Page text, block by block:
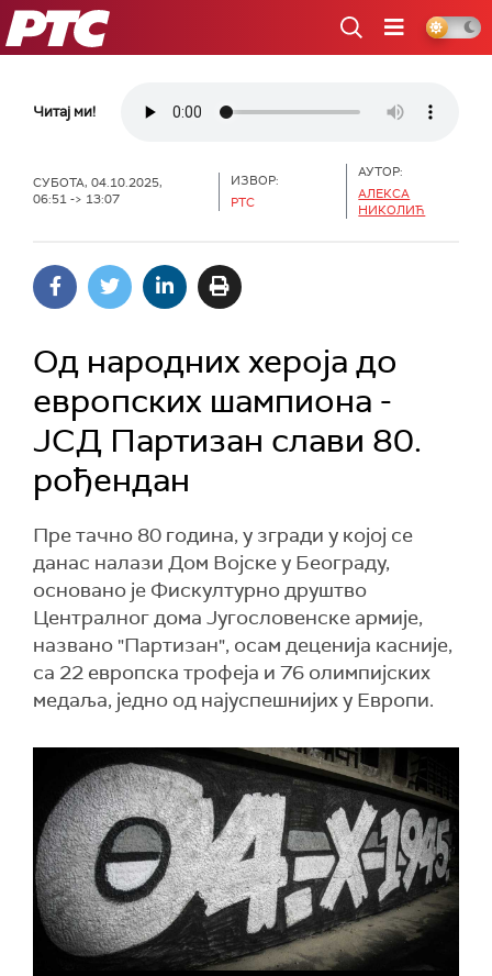
РТС
Читај ми!
СУБОТА, 04.10.2025,
06:51 -> 13:07
ИЗВОР:
РТС
АУТОР:
АЛЕКСА
НИКОЛИЋ
Од народних хероја до
европских шампиона -
ЈСД Партизан слави 80.
рођендан
Пре тачно 80 година, у згради у којој се
данас налази Дом Војске у Београду,
основано је Фискултурно друштво
Централног дома Југословенске армије,
названо "Партизан", осам деценија касније,
са 22 европска трофеја и 76 олимпијских
медаља, једно од најуспешнијих у Европи.